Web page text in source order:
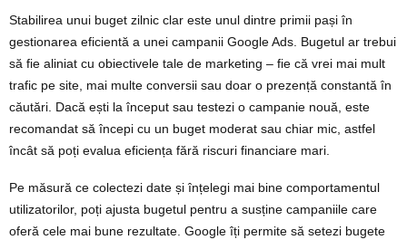
Stabilirea unui buget zilnic clar este unul dintre primii pași în
gestionarea eficientă a unei campanii Google Ads. Bugetul ar trebui
să fie aliniat cu obiectivele tale de marketing – fie că vrei mai mult
trafic pe site, mai multe conversii sau doar o prezență constantă în
căutări. Dacă ești la început sau testezi o campanie nouă, este
recomandat să începi cu un buget moderat sau chiar mic, astfel
încât să poți evalua eficiența fără riscuri financiare mari.
Pe măsură ce colectezi date și înțelegi mai bine comportamentul
utilizatorilor, poți ajusta bugetul pentru a susține campaniile care
oferă cele mai bune rezultate. Google îți permite să setezi bugete